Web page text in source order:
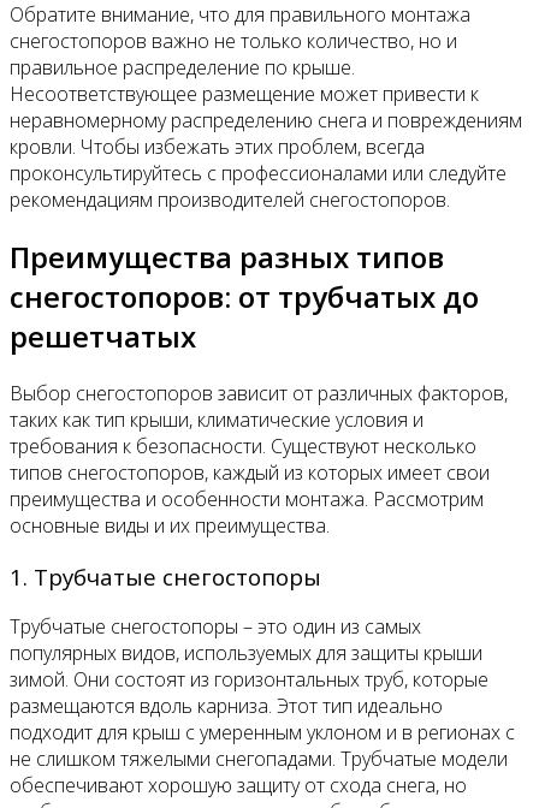
Обратите внимание, что для правильного монтажа
снегостопоров важно не только количество, но и
правильное распределение по крыше.
Несоответствующее размещение может привести к
неравномерному распределению снега и повреждениям
кровли. Чтобы избежать этих проблем, всегда
проконсультируйтесь с профессионалами или следуйте
рекомендациям производителей снегостопоров.
Преимущества разных типов
снегостопоров: от трубчатых до
решетчатых
Выбор снегостопоров зависит от различных факторов,
таких как тип крыши, климатические условия и
требования к безопасности. Существуют несколько
типов снегостопоров, каждый из которых имеет свои
преимущества и особенности монтажа. Рассмотрим
основные виды и их преимущества.
1. Трубчатые снегостопоры
Трубчатые снегостопоры – это один из самых
популярных видов, используемых для защиты крыши
зимой. Они состоят из горизонтальных труб, которые
размещаются вдоль карниза. Этот тип идеально
подходит для крыш с умеренным уклоном и в регионах с
не слишком тяжелыми снегопадами. Трубчатые модели
обеспечивают хорошую защиту от схода снега, но